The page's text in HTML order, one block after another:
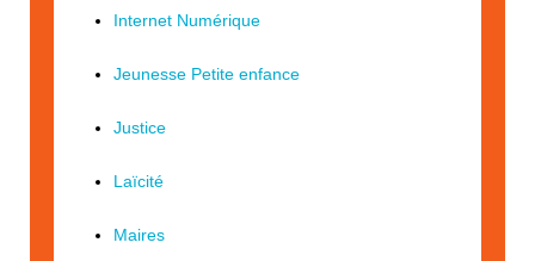
Internet Numérique
Jeunesse Petite enfance
Justice
Laïcité
Maires